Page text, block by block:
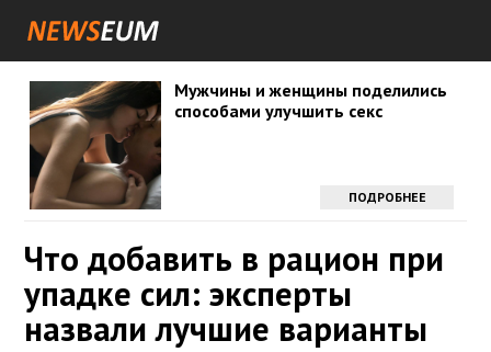
Мужчины и женщины поделились
способами улучшить секс
ПОДРОБНЕЕ
Что добавить в рацион при
упадке сил: эксперты
назвали лучшие варианты